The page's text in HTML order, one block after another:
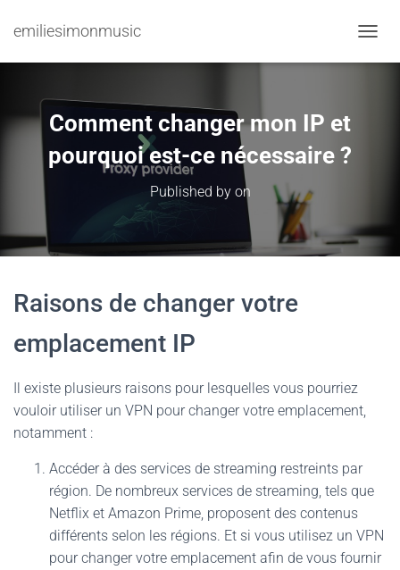
emiliesimonmusic
Comment changer mon IP et
pourquoi est-ce nécessaire ?
Published by on
Raisons de changer votre
emplacement IP
Il existe plusieurs raisons pour lesquelles vous pourriez
vouloir utiliser un VPN pour changer votre emplacement,
notamment :
Accéder à des services de streaming restreints par
région. De nombreux services de streaming, tels que
Netflix et Amazon Prime, proposent des contenus
différents selon les régions. Et si vous utilisez un VPN
pour changer votre emplacement afin de vous fournir